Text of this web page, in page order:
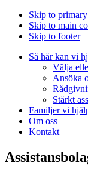
Skip to
Skip to main
Skip to footer
Så här kan vi
Välja
Ansöka
Stärkt
Familjer vi
Om oss
Kontakt